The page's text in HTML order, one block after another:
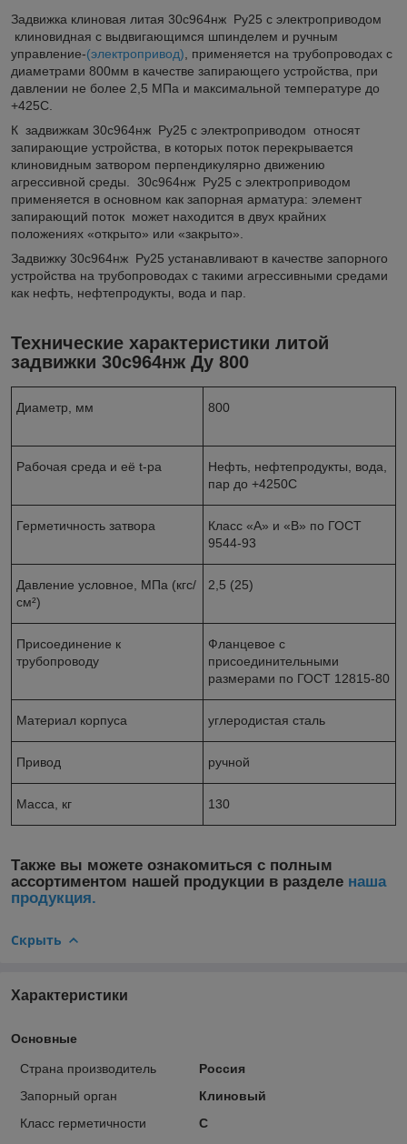
Задвижка клиновая литая 30с964нж Ру25 с электроприводом
клиновидная с выдвигающимся шпинделем и ручным
управление-(электропривод) , применяется на трубопроводах с
диаметрами 800мм в качестве запирающего устройства, при
давлении не более 2,5 МПа и максимальной температуре до
+425C.
К задвижкам 30с964нж Ру25 с электроприводом относят
запирающие устройства, в которых поток перекрывается
клиновидным затвором перпендикулярно движению
агрессивной среды. 30с964нж Ру25 с электроприводом
применяется в основном как запорная арматура: элемент
запирающий поток может находится в двух крайних
положениях «открыто» или «закрыто».
Задвижку 30с964нж Ру25 устанавливают в качестве запорного
устройства на трубопроводах с такими агрессивными средами
как нефть, нефтепродукты, вода и пар.
Технические характеристики литой
задвижки 30с964нж Ду 800
Диаметр, мм 800
Рабочая среда и её t-ра
Нефть, нефтепродукты, вода,
пар до +4250С
Герметичность затвора
Класс «А» и «В» по ГОСТ
9544-93
Давление условное, МПа (кгс/
см²)
2,5 (25)
Присоединение к
трубопроводу
Фланцевое с
присоединительными
размерами по ГОСТ 12815-80
Материал корпуса углеродистая сталь
Привод ручной
Масса, кг 130
Также вы можете ознакомиться с полным
ассортиментом нашей продукции в разделе наша
продукция.
Скрыть
Характеристики
Основные
Страна производитель
Россия
Запорный орган
Клиновый
Класс герметичности
С